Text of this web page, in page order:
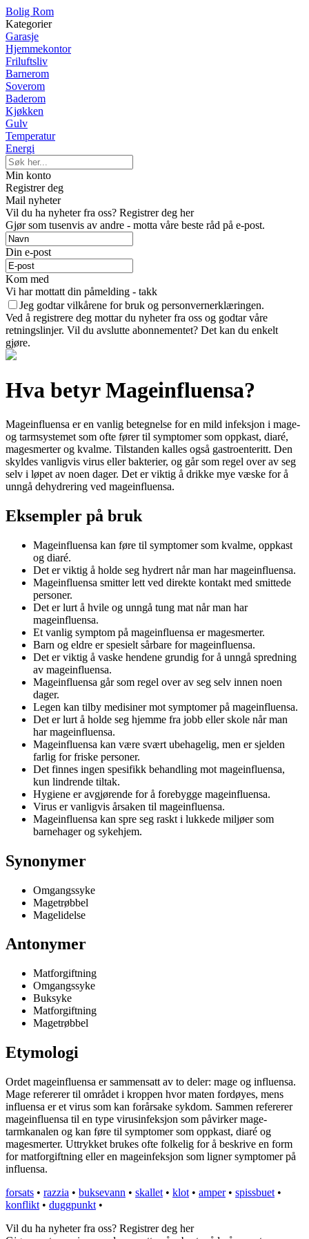
Bolig Rom
Kategorier
Garasje
Hjemmekontor
Friluftsliv
Barnerom
Soverom
Baderom
Kjøkken
Gulv
Temperatur
Energi
Min konto
Registrer deg
Mail nyheter
Vil du ha nyheter fra oss? Registrer deg her
Gjør som tusenvis av andre - motta våre beste råd på e-post.
Din e-post
Kom med
Vi har mottatt din påmelding - takk
Jeg godtar vilkårene for bruk og personvernerklæringen.
Ved å registrere deg mottar du nyheter fra oss og godtar våre
retningslinjer. Vil du avslutte abonnementet? Det kan du enkelt
gjøre.
Hva betyr Mageinfluensa?
Mageinfluensa er en vanlig betegnelse for en mild infeksjon i mage-
og tarmsystemet som ofte fører til symptomer som oppkast, diaré,
magesmerter og kvalme. Tilstanden kalles også gastroenteritt. Den
skyldes vanligvis virus eller bakterier, og går som regel over av seg
selv i løpet av noen dager. Det er viktig å drikke mye væske for å
unngå dehydrering ved mageinfluensa.
Eksempler på bruk
Mageinfluensa kan føre til symptomer som kvalme, oppkast
og diaré.
Det er viktig å holde seg hydrert når man har mageinfluensa.
Mageinfluensa smitter lett ved direkte kontakt med smittede
personer.
Det er lurt å hvile og unngå tung mat når man har
mageinfluensa.
Et vanlig symptom på mageinfluensa er magesmerter.
Barn og eldre er spesielt sårbare for mageinfluensa.
Det er viktig å vaske hendene grundig for å unngå spredning
av mageinfluensa.
Mageinfluensa går som regel over av seg selv innen noen
dager.
Legen kan tilby medisiner mot symptomer på mageinfluensa.
Det er lurt å holde seg hjemme fra jobb eller skole når man
har mageinfluensa.
Mageinfluensa kan være svært ubehagelig, men er sjelden
farlig for friske personer.
Det finnes ingen spesifikk behandling mot mageinfluensa,
kun lindrende tiltak.
Hygiene er avgjørende for å forebygge mageinfluensa.
Virus er vanligvis årsaken til mageinfluensa.
Mageinfluensa kan spre seg raskt i lukkede miljøer som
barnehager og sykehjem.
Synonymer
Omgangssyke
Magetrøbbel
Magelidelse
Antonymer
Matforgiftning
Omgangssyke
Buksyke
Matforgiftning
Magetrøbbel
Etymologi
Ordet mageinfluensa er sammensatt av to deler: mage og influensa.
Mage refererer til området i kroppen hvor maten fordøyes, mens
influensa er et virus som kan forårsake sykdom. Sammen refererer
mageinfluensa til en type virusinfeksjon som påvirker mage-
tarmkanalen og kan føre til symptomer som oppkast, diaré og
magesmerter. Uttrykket brukes ofte folkelig for å beskrive en form
for matforgiftning eller en mageinfeksjon som ligner symptomer på
influensa.
forsats • razzia • buksevann • skallet • klot • amper• spissbuet •
konflikt • duggpunkt •
Vil du ha nyheter fra oss? Registrer deg her